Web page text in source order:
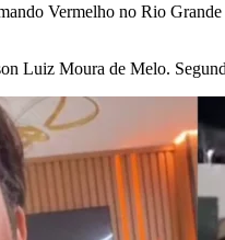
Vermelho no Rio
Luiz Moura de Melo.